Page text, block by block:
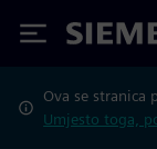
Siemens
Ova se stranica
Umjesto toga,